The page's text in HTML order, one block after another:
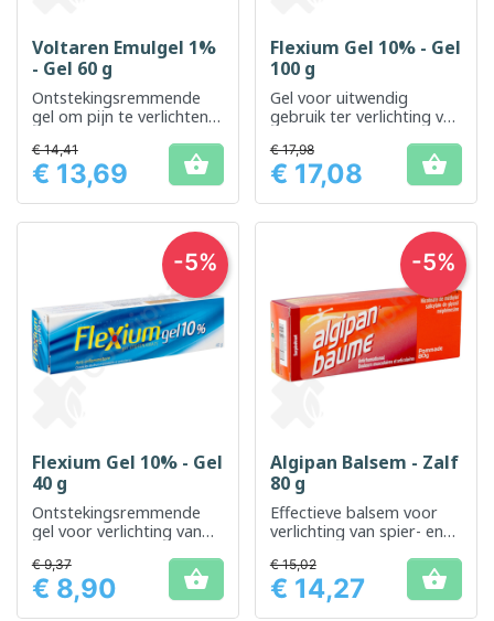
Voltaren Emulgel 1%
- Gel 60 g
Ontstekingsremmende
gel om pijn te verlichten
verminderen
Prijs
€ 14,41
€ 13,69 
Flexium Gel 10% - Gel
100 g
Gel voor uitwendig
gebruik ter verlichting van
Prijs
€ 17,98
€ 17,08 
Flexium Gel 10% - Gel
40 g
Ontstekingsremmende
gel voor verlichting van
Prijs
€ 9,37
€ 8,90 
-5%
Algipan Balsem - Zalf
80 g
Effectieve balsem voor
verlichting van spier- en
Prijs
€ 15,02
€ 14,27 
-5%